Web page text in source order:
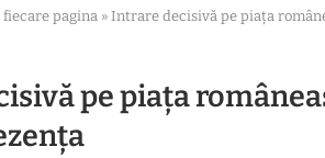
pagina » Intrare decisivă pe piața
pe piața